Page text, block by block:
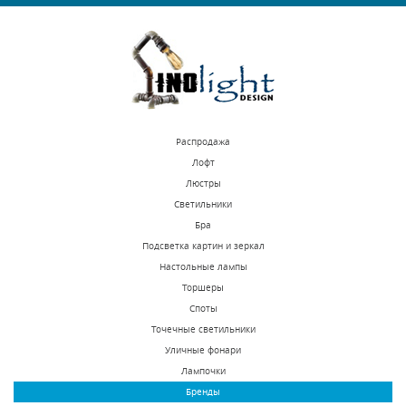
Распродажа
Лофт
Люстры
Светильники
Бра
Подсветка картин и зеркал
Настольные лампы
Торшеры
Споты
Точечные светильники
Уличные фонари
Лампочки
Бренды